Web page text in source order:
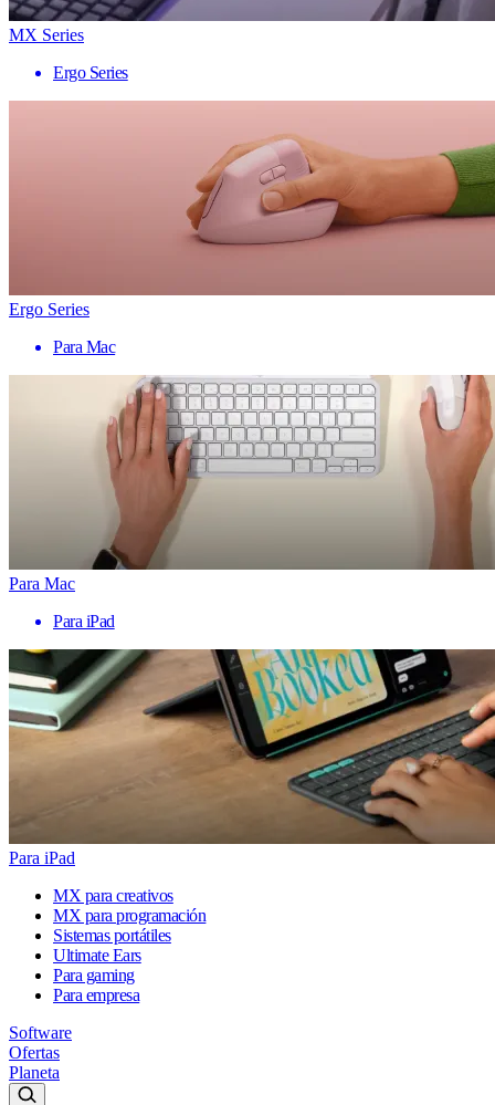
MX Series
Ergo Series
Ergo Series
Para Mac
Para Mac
Para iPad
Para iPad
MX para creativos
MX para programación
Sistemas portátiles
Ultimate Ears
Para gaming
Para empresa
Software
Ofertas
Planeta